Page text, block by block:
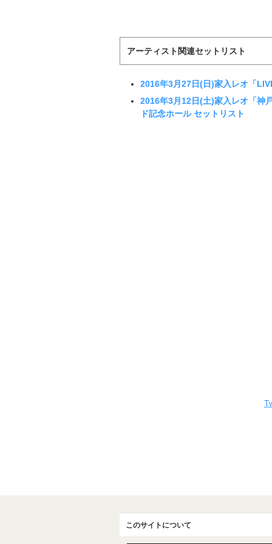
アーティスト関連セットリスト
2016年3月27日(日)家入レオ「
2016年3月12日(土)家入レオ「神
ド記念ホール セットリスト
このサイトについて